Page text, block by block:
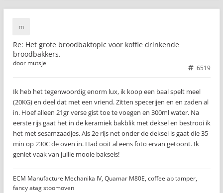
Re: Het grote broodbaktopic voor koffie drinkende
broodbakkers.
6519
door mutsje
Ik heb het tegenwoordig enorm lux, ik koop een baal spelt meel
(20KG) en deel dat met een vriend. Zitten specerijen en en zaden al
in. Hoef alleen 21gr verse gist toe te voegen en 300ml water. Na
eerste rijs gaat het in de keramiek bakblik met deksel en bestrooi ik
het met sesamzaadjes. Als 2e rijs net onder de deksel is gaat die 35
min op 230C de oven in. Had ooit al eens foto ervan getoont. Ik
geniet vaak van jullie mooie baksels!
ECM Manufacture Mechanika IV, Quamar M80E, coffeelab tamper,
fancy atag stoomoven